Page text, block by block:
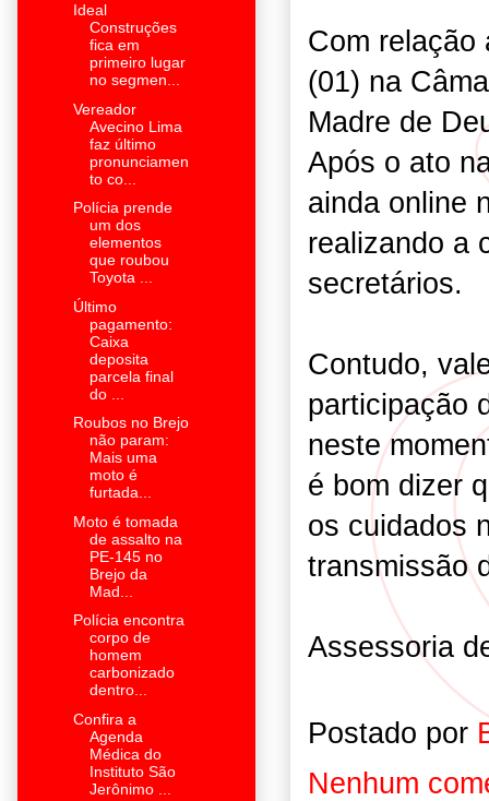
Com relação
(01) na
Madre de
Após o ato
ainda online
realizando a
secretários.
Contudo,
participação
neste
é bom dizer
os cuidados
transmissão
Assessoria
Postado por
Nenhum
Ideal
Construções
fica em
primeiro lugar
no segmen...
Vereador
Avecino Lima
faz último
pronunciamen
to co...
Polícia prende
um dos
elementos
que roubou
Toyota ...
Último
pagamento:
Caixa
deposita
parcela final
do ...
Roubos no Brejo
não param:
Mais uma
moto é
furtada...
Moto é tomada
de assalto na
PE-145 no
Brejo da
Mad...
Polícia encontra
corpo de
homem
carbonizado
dentro...
Confira a
Agenda
Médica do
Instituto São
Jerônimo ...